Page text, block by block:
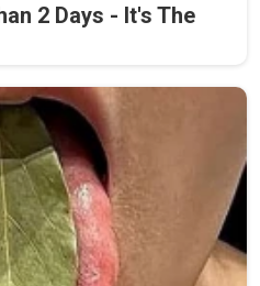
2 Days - It's The